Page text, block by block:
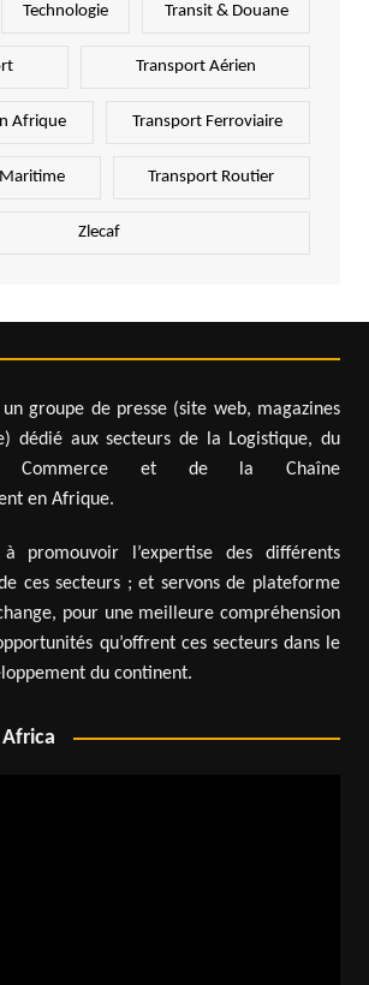
Technologie Transit & Douane
Transport Aérien
Afrique Transport Ferroviaire
Transport Routier
Zlecaf
groupe de presse (site web, magazines
dédié aux secteurs de la Logistique, du
Commerce et de la Chaîne
en Afrique.
promouvoir l’expertise des différents
ces secteurs ; et servons de plateforme
pour une meilleure compréhension
qu’offrent ces secteurs dans le
du continent.